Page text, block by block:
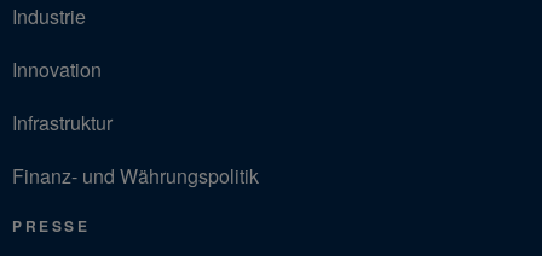
Industrie
Innovation
Infrastruktur
Finanz- und Währungspolitik
PRESSE